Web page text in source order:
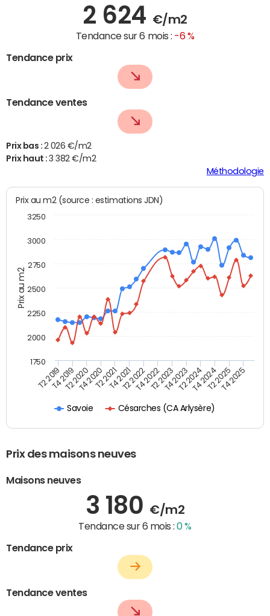
2 624 €/m2
Tendance sur 6 mois : -6 %
Tendance prix
Tendance ventes
Prix bas : 2 026 €/m2
Prix haut :3 382 €/m2
Méthodologie
Prix au m2
Prix au m2 (source : estimations JDN)
Savoie Césarches (CA Arlysère)
T2 2019T4 2019T2 2020T4 2020T2 2021T4 2021T2 2022T4 2022T2 2023T4 2023T2 2024T4 2024T2 2025T4 2025
1750
2000
2250
2500
2750
3000
3250
Prix des maisons neuves
Maisons neuves
3 180 €/m2
Tendance sur 6 mois :0 %
Tendance prix
Tendance ventes